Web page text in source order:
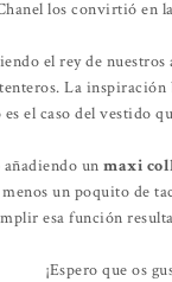
los convirtió en
el rey de
La inspiración
el caso del vestido
añadiendo unmaxi
un poquito de
esa función
¡Espero que os